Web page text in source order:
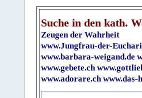
Suche in den kath.
Zeugen der Wahrheit
www.Jungfrau-der-
www.barbara-weigand.de
www.gebete.ch
www.adorare.ch www.das-